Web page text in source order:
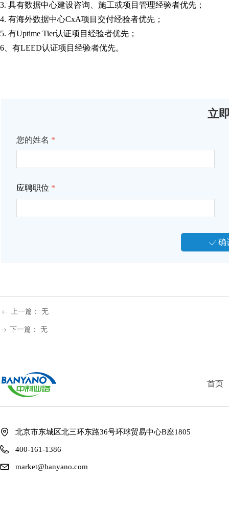
3. 具有数据中心建设咨询、施工或项目管理经验者优先；
4. 有海外数据中心CxA项目交付经验者优先；
5. 有Uptime Tier认证项目经验者优先；
6、有LEED认证项目经验者优先。
ꂃ 上一篇： 无
ꁹ 下一篇： 无
立
您的姓名 *
应聘职位 *
ꀘ 确
首页
北京市东城区北三环东路36号环球贸易中心B座1805
400-161-1386
market@banyano.com